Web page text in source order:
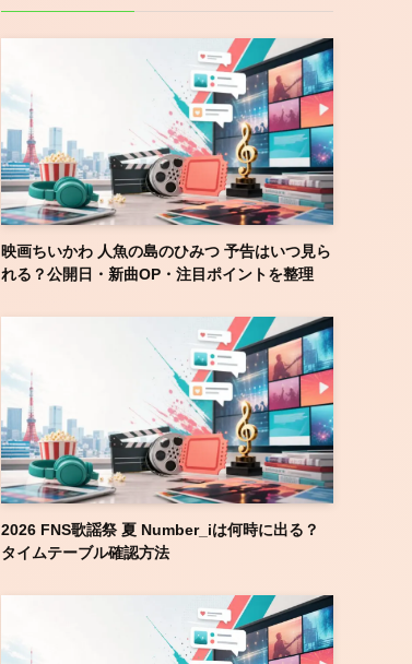
映画ちいかわ 人魚の島のひみつ 予告はいつ見ら
れる？公開日・新曲OP・注目ポイントを整理
2026 FNS歌謡祭 夏 Number_iは何時に出る？
タイムテーブル確認方法